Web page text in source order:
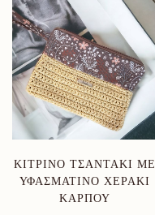
ΚΊΤΡΙΝΟ ΤΣΑΝΤΆΚΙ ΜΕ
ΥΦΑΣΜΆΤΙΝΟ ΧΕΡΆΚΙ
ΚΑΡΠΟΎ